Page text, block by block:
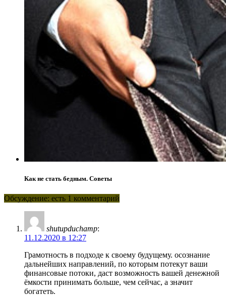
Как не стать бедным. Советы
Обсуждение: есть 1 комментарий
shutupduchamp:
11.12.2020 в 12:27
Грамотность в подходе к своему будущему. осознание
дальнейших направлений, по которым потекут ваши
финансовые потоки, даст возможность вашей денежной
ёмкости принимать больше, чем сейчас, а значит
богатеть.